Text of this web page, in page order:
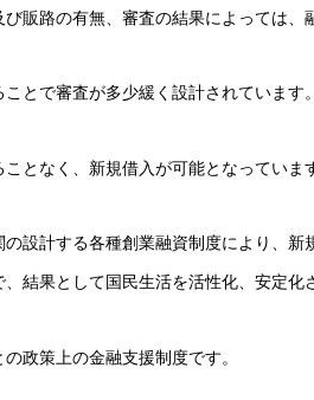
販路の有無、審査の結果によっては、
とで審査が多少緩く設計されています。
となく、新規借入が可能となっていま
設計する各種創業融資制度により、
結果として国民生活を活性化、安定化
政策上の金融支援制度です。